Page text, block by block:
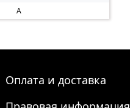
A
Оплата и доставка